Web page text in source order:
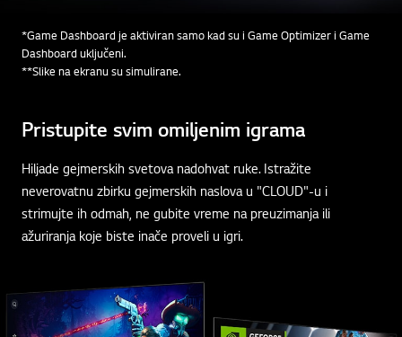
*Game Dashboard je aktiviran samo kad su i Game Optimizer i Game
Dashboard uključeni.
**Slike na ekranu su simulirane.
Pristupite svim omiljenim igrama
Hiljade gejmerskih svetova nadohvat ruke. Istražite
neverovatnu zbirku gejmerskih naslova u "CLOUD"-u i
strimujte ih odmah, ne gubite vreme na preuzimanja ili
ažuriranja koje biste inače proveli u igri.